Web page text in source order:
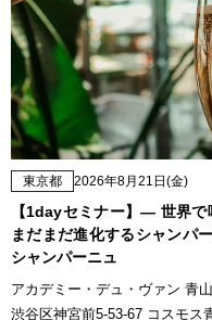
東京都 2026年8月21日(金)
【1dayセミナー】— 世界
まだまだ進化するシャンパ
シャンパーニュ
アカデミー・デュ・ヴァン 青
渋谷区神宮前5-53-67 コスモス